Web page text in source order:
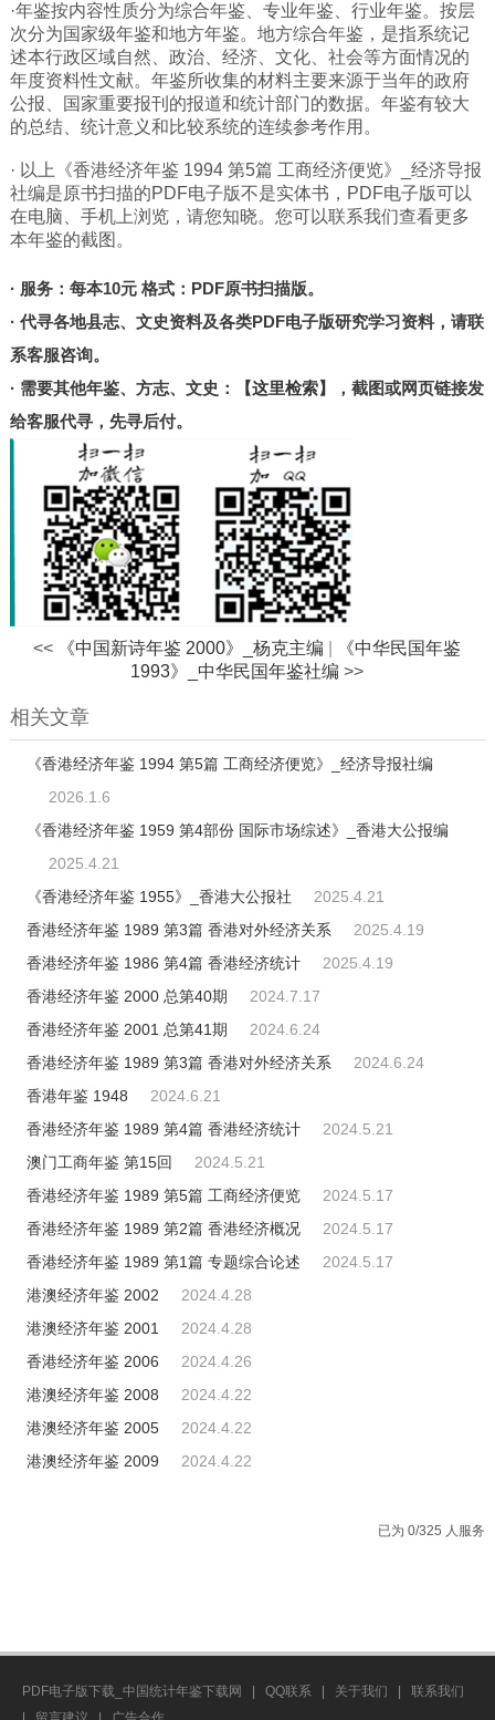
辽宁
河北
内蒙
青海
新疆
天津
北京
甘肃
陕西
河南
山东
宁夏
港澳
其他
·年鉴按内容性质分为综合年鉴、专业年鉴、行业年鉴。按层
次分为国家级年鉴和地方年鉴。地方综合年鉴，是指系统记
述本行政区域自然、政治、经济、文化、社会等方面情况的
年度资料性文献。年鉴所收集的材料主要来源于当年的政府
公报、国家重要报刊的报道和统计部门的数据。年鉴有较大
的总结、统计意义和比较系统的连续参考作用。
· 以上《香港经济年鉴 1994 第5篇 工商经济便览》_经济导报
社编是原书扫描的PDF电子版不是实体书，PDF电子版可以
在电脑、手机上浏览，请您知晓。您可以联系我们查看更多
本年鉴的截图。
· 服务：每本10元 格式：PDF原书扫描版。
· 代寻各地县志、文史资料及各类PDF电子版研究学习资料，请联
系客服咨询。
· 需要其他年鉴、方志、文史：
【这里检索】
，截图或网页链接发
给客服代寻，先寻后付。
<< 《中国新诗年鉴 2000》_杨克主编
《中华民国年鉴
1993》_中华民国年鉴社编 >>
相关文章
《香港经济年鉴 1994 第5篇 工商经济便览》_经济导报社编
2026.1.6
《香港经济年鉴 1959 第4部份 国际市场综述》_香港大公报编
2025.4.21
《香港经济年鉴 1955》_香港大公报社
2025.4.21
香港经济年鉴 1989 第3篇 香港对外经济关系
2025.4.19
香港经济年鉴 1986 第4篇 香港经济统计
2025.4.19
香港经济年鉴 2000 总第40期
2024.7.17
香港经济年鉴 2001 总第41期
2024.6.24
香港经济年鉴 1989 第3篇 香港对外经济关系
2024.6.24
香港年鉴 1948
2024.6.21
香港经济年鉴 1989 第4篇 香港经济统计
2024.5.21
澳门工商年鉴 第15回
2024.5.21
香港经济年鉴 1989 第5篇 工商经济便览
2024.5.17
香港经济年鉴 1989 第2篇 香港经济概况
2024.5.17
香港经济年鉴 1989 第1篇 专题综合论述
2024.5.17
港澳经济年鉴 2002
2024.4.28
港澳经济年鉴 2001
2024.4.28
香港经济年鉴 2006
2024.4.26
港澳经济年鉴 2008
2024.4.22
港澳经济年鉴 2005
2024.4.22
港澳经济年鉴 2009
2024.4.22
已为 0/325 人服务
PDF电子版下载_中国统计年鉴下载网 QQ联系 关于我们
联系我们